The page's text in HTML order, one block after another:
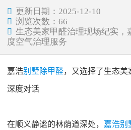
 更新日期：2025-12-10
 浏览次数： 66
 生态美家甲醛治理现场纪实，
度空气治理服务
嘉浩别墅除甲醛，又选择了生态
深度对话
在顺义静谧的林荫道深处， 嘉浩别